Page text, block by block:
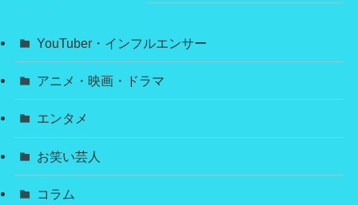
YouTuber・インフルエンサー
アニメ・映画・ドラマ
エンタメ
お笑い芸人
コラム